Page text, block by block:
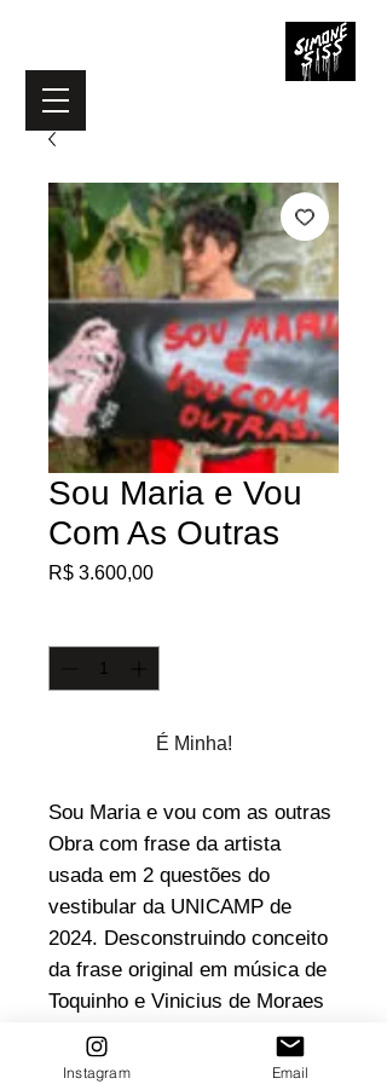
Sou Maria e Vou
Com As Outras
R$ 3.600,00Preço
É Minha!
Sou Maria e vou com as outras
Obra com frase da artista
usada em 2 questões do
vestibular da UNICAMP de
2024. Desconstruindo conceito
da frase original em música de
Toquinho e Vinicius de Moraes
Ano 2024
Técnica: Spray e stencil sobre
Instagram Email